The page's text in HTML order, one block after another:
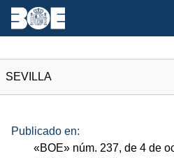
SEVILLA
Publicado en:
«BOE» núm. 237, de 4 de